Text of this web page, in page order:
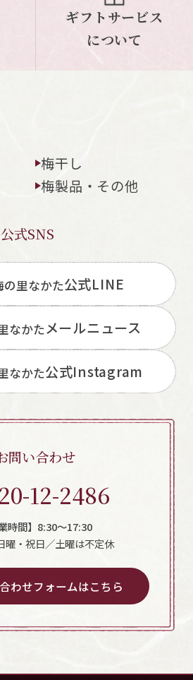
ギフトサービス
について
梅干し
梅製品・その他
式SNS
の里なかた公式LINE
なかたメールニュース
なかた公式Instagram
問い合わせ
12-2486
業時間】8:30～17:30
曜・祝日／土曜は不定休
わせフォームはこちら